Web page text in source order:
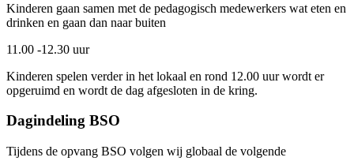
Kinderen gaan samen met de pedagogisch medewerkers wat eten en
drinken en gaan dan naar buiten
11.00 -12.30 uur
Kinderen spelen verder in het lokaal en rond 12.00 uur wordt er
opgeruimd en wordt de dag afgesloten in de kring.
Dagindeling BSO
Tijdens de opvang BSO volgen wij globaal de volgende